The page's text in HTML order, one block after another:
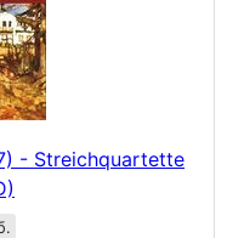
- Streichquartette